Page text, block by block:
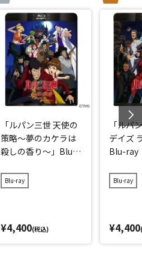
「ルパン三世 天使の
策略～夢のカケラは
殺しの香り～」Blu-r
Blu-ray
¥4,400(税込)
「ルパ
デイズ
Blu-ray
Blu-ray
¥4,400